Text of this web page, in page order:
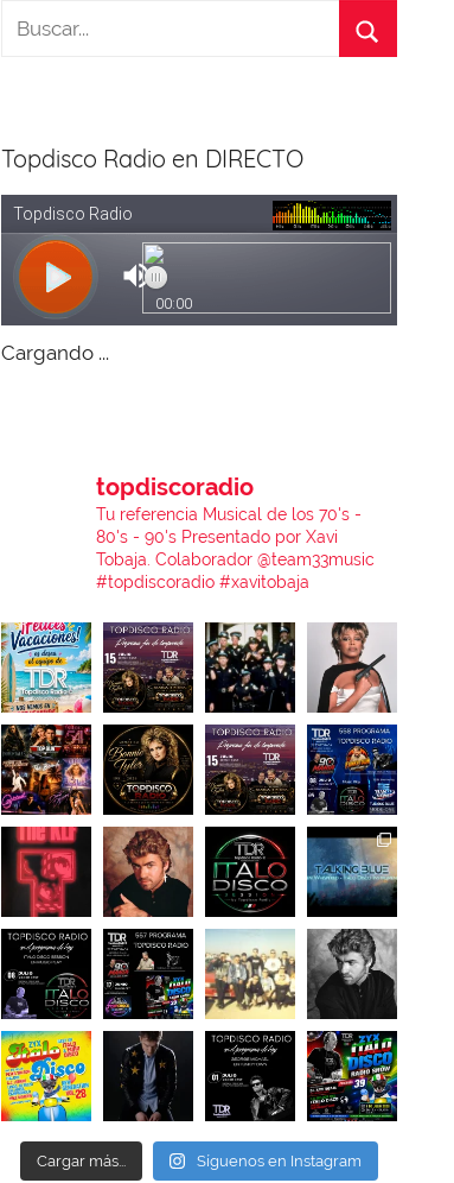
Topdisco Radio en DIRECTO
Cargando ...
topdiscoradio
Tu referencia Musical de los 70's -
80's - 90's Presentado por Xavi
Tobaja.Colaborador @team33music
#topdiscoradio #xavitobaja
Cargar más... Síguenos en Instagram